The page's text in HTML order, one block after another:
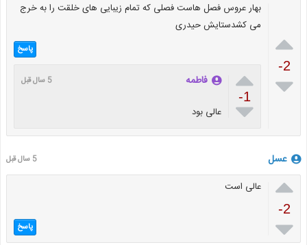

-2

بهار عروس فصل هاست فصلی که تمام زیبایی های خلقت را به خرج
می کشدستایش حیدری
پاسخ

-1

فاطمه 5 سال قبل
عالی بود
عسل 5 سال قبل

-2

عالی است
پاسخ